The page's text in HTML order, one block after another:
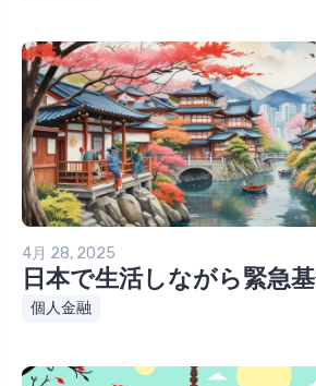
4月 28, 2025
日本で生活しながら緊急
個人金融